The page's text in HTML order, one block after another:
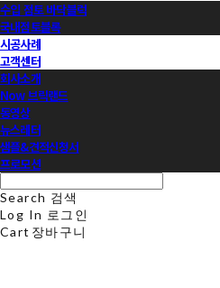
수입 점토 바닥블럭
국내점토블록
시공사례
고객센터
회사소개
Now 브릭랜드
동영상
뉴스레터
샘플&견적신청서
프로모션
Search 검색
Log In 로그인
Cart 장바구니